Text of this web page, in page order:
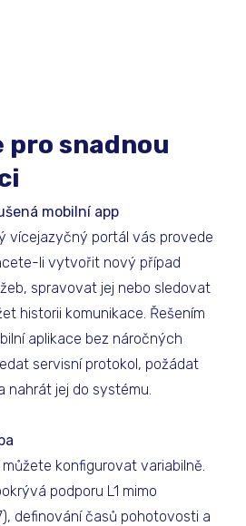
snadnou
mobilní app
vícejazyčný portál vás provede
li vytvořit nový případ
spravovat jej nebo sledovat
historii komunikace. Řešením
aplikace bez náročných
servisní protokol, požádat
nahrát jej do systému.
konfigurovat variabilně.
podporu L1 mimo
definování časů pohotovosti a